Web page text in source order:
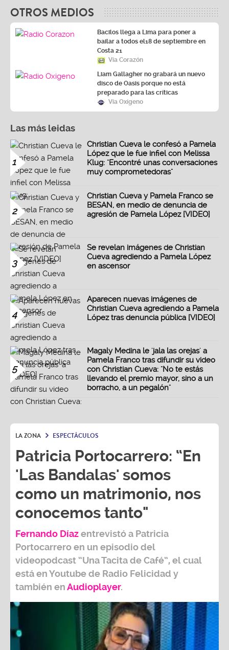
OTROS MEDIOS
Bacilos llega a Lima para poner a
bailar a todos el18 de septiembre en
Costa 21
Vía Corazón
Liam Gallagher no grabará un nuevo
disco de Oasis porque no está
preparado para las críticas
Vía Oxígeno
Las más leidas
1
Christian Cueva le confesó a Pamela
López que le fue infiel con Melissa
Klug: "Encontré unas conversaciones
muy comprometedoras"
2
Christian Cueva y Pamela Franco se
BESAN, en medio de denuncia de
agresión de Pamela López [VIDEO]
3
Se revelan imágenes de Christian
Cueva agrediendo a Pamela López
en ascensor
4
Aparecen nuevas imágenes de
Christian Cueva agrediendo a Pamela
López tras denuncia pública [VIDEO]
5
Magaly Medina le 'jala las orejas' a
Pamela Franco tras difundir su video
con Christian Cueva: "No te estás
llevando el premio mayor, sino a un
borracho, a un pegalón"
LA ZONA ESPECTÁCULOS
Patricia Portocarrero: “En
'Las Bandalas' somos
como un matrimonio, nos
conocemos tanto"
Fernando Díazentrevistó a Patricia
Portocarreroen un episodio del
videopodcast “Una Tacita de Café”, el cual
está en Youtube de Radio Felicidad y
también enAudioplayer.